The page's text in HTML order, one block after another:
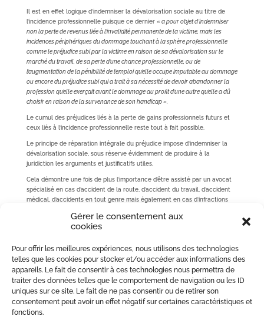
Gérer le consentement aux
cookies
Pour offrir les meilleures expériences, nous utilisons des technologies
telles que les cookies pour stocker et/ou accéder aux informations des
appareils. Le fait de consentir à ces technologies nous permettra de
traiter des données telles que le comportement de navigation ou les ID
uniques sur ce site. Le fait de ne pas consentir ou de retirer son
consentement peut avoir un effet négatif sur certaines caractéristiques et
fonctions.
Il est en effet logique d’indemniser la dévalorisation sociale au titre de
l’incidence professionnelle puisque ce dernier « a pour objet d’indemniser
non la perte de revenus liée à l’invalidité permanente de la victime, mais les
incidences périphériques du dommage touchant à la sphère professionnelle
comme le préjudice subi par la victime en raison de sa dévalorisation sur le
marché du travail, de sa perte d’une chance professionnelle, ou de
l’augmentation de la pénibilité de l’emploi qu’elle occupe imputable au dommage
ou encore du préjudice subi qui a trait à sa nécessité de devoir abandonner la
profession qu’elle exerçait avant le dommage au profit d’une autre qu’elle a dû
choisir en raison de la survenance de son handicap ».
Le cumul des préjudices liés à la perte de gains professionnels futurs et
ceux liés à l’incidence professionnelle reste tout à fait possible.
Le principe de réparation intégrale du préjudice impose d’indemniser la
dévalorisation sociale, sous réserve évidemment de produire à la
juridiction les arguments et justificatifs utiles.
Cela démontre une fois de plus l’importance d’être assisté par un avocat
spécialisé en cas d’accident de la route, d’accident du travail, d’accident
médical, d’accidents en tout genre mais également en cas d’infractions
possible et obtenir la meilleure indemnisation par postes de préjudices.
responsabilité des compagnies d’assurances de l’auteur des préjudices
voire, le cas échéant, obtenir indemnisation par les fonds de garantie.
Le cabinetMIGLIORE PERREY Avocatsassiste de nombreuses personne
en réparation du préjudice corporel et droit civil :
https://miglioreperrey-
avocats.com/#contact
#réparationpréjudicecorporel #accident #réparation #dommages #expertises